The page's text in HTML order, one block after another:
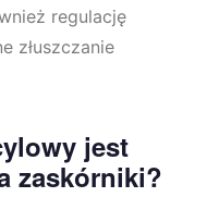
regulację
złuszczanie
jest
zaskórniki?